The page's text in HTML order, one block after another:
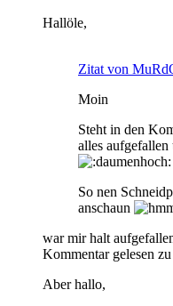
Hallöle,
Zitat von
Moin
Steht in den
alles
So nen
anschaun
war mir halt
Kommentar gelesen
Aber hallo,